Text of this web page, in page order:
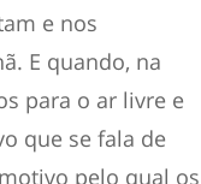
e nos
E quando, na
para o ar livre e
que se fala de
pelo qual os